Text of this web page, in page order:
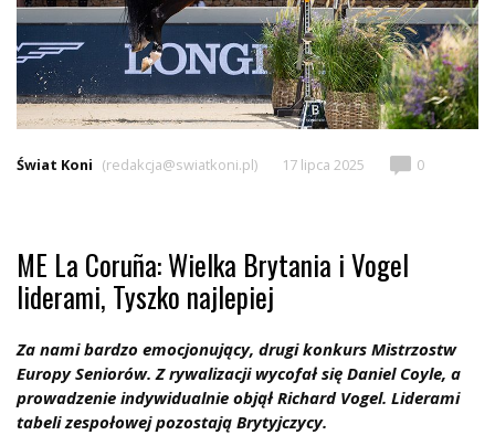
Świat Koni (redakcja@swiatkoni.pl) 17 lipca 2025 0
ME La Coruña: Wielka Brytania i Vogel
liderami, Tyszko najlepiej
Za nami bardzo emocjonujący, drugi konkurs Mistrzostw
Europy Seniorów. Z rywalizacji wycofał się Daniel Coyle, a
prowadzenie indywidualnie objął Richard Vogel. Liderami
tabeli zespołowej pozostają Brytyjczycy.